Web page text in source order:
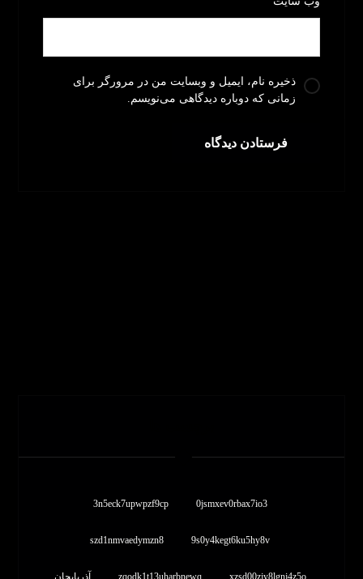
ذخیره نام، ایمیل و وبسایت من در مرورگر برای
زمانی که دوباره دیدگاهی می‌نویسم.
0jsmxev0rbax7io3
3n5eck7upwpzf9cp
9s0y4kegt6ku5hy8v
szd1nmvaedymzn8
xzsd00zjy8lgnj4z5o
zqodk1t13uharbnewq آذربایجان